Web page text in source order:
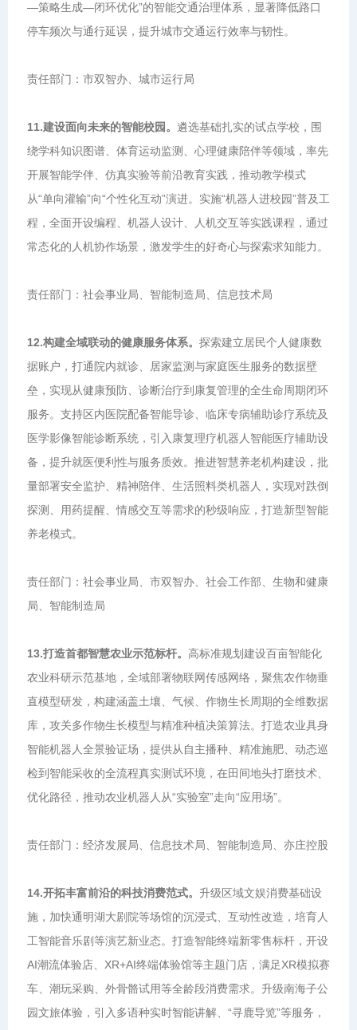
—策略生成—闭环优化”的智能交通治理体系，显著降低路口
停车频次与通行延误，提升城市交通运行效率与韧性。
责任部门：市双智办、城市运行局
11.建设面向未来的智能校园。 遴选基础扎实的试点学校，围
绕学科知识图谱、体育运动监测、心理健康陪伴等领域，率先
开展智能学伴、仿真实验等前沿教育实践，推动教学模式
从“单向灌输”向“个性化互动”演进。实施“机器人进校园”普及工
程，全面开设编程、机器人设计、人机交互等实践课程，通过
常态化的人机协作场景，激发学生的好奇心与探索求知能力。
责任部门：社会事业局、智能制造局、信息技术局
12.构建全域联动的健康服务体系。 探索建立居民个人健康数
据账户，打通院内就诊、居家监测与家庭医生服务的数据壁
垒，实现从健康预防、诊断治疗到康复管理的全生命周期闭环
服务。支持区内医院配备智能导诊、临床专病辅助诊疗系统及
医学影像智能诊断系统，引入康复理疗机器人智能医疗辅助设
备，提升就医便利性与服务质效。推进智慧养老机构建设，批
量部署安全监护、精神陪伴、生活照料类机器人，实现对跌倒
探测、用药提醒、情感交互等需求的秒级响应，打造新型智能
养老模式。
责任部门：社会事业局、市双智办、社会工作部、生物和健康
局、智能制造局
13.打造首都智慧农业示范标杆。 高标准规划建设百亩智能化
农业科研示范基地，全域部署物联网传感网络，聚焦农作物垂
直模型研发，构建涵盖土壤、气候、作物生长周期的全维数据
库，攻关多作物生长模型与精准种植决策算法。打造农业具身
智能机器人全景验证场，提供从自主播种、精准施肥、动态巡
检到智能采收的全流程真实测试环境，在田间地头打磨技术、
优化路径，推动农业机器人从“实验室”走向“应用场”。
责任部门：经济发展局、信息技术局、智能制造局、亦庄控股
14.开拓丰富前沿的科技消费范式。 升级区域文娱消费基础设
施，加快通明湖大剧院等场馆的沉浸式、互动性改造，培育人
工智能音乐剧等演艺新业态。打造智能终端新零售标杆，开设
AI潮流体验店、XR+AI终端体验馆等主题门店，满足XR模拟赛
车、潮玩采购、外骨骼试用等全龄段消费需求。升级南海子公
园文旅体验，引入多语种实时智能讲解、“寻鹿导览”等服务，